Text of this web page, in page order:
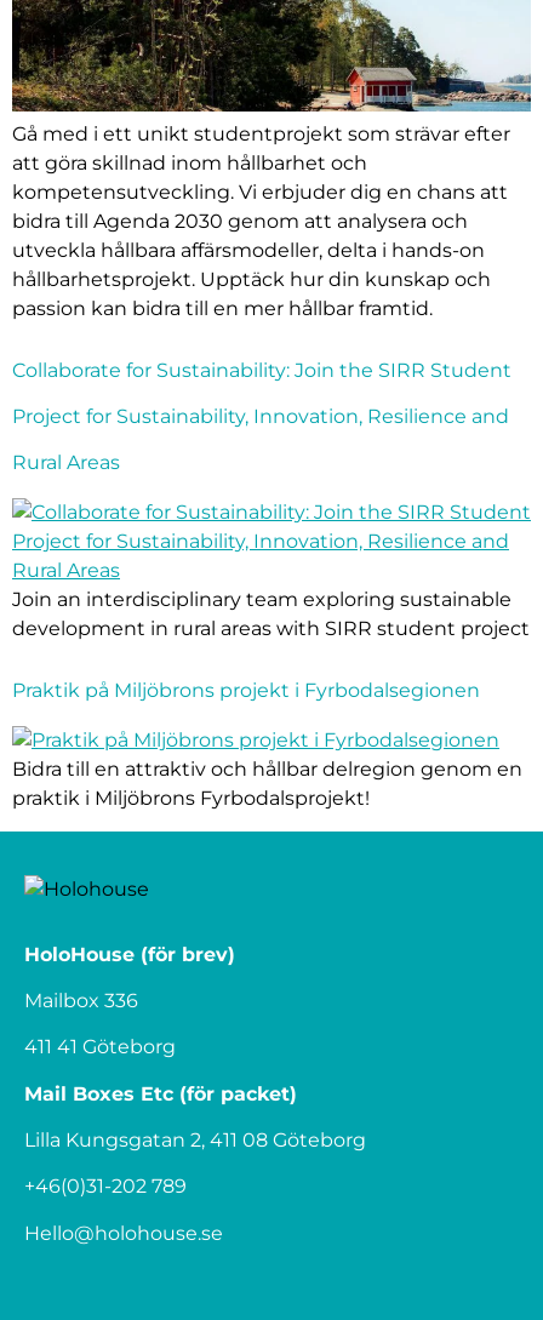
Gå med i ett unikt studentprojekt som strävar efter
att göra skillnad inom hållbarhet och
kompetensutveckling. Vi erbjuder dig en chans att
bidra till Agenda 2030 genom att analysera och
utveckla hållbara affärsmodeller, delta i hands-on
hållbarhetsprojekt. Upptäck hur din kunskap och
passion kan bidra till en mer hållbar framtid.
Collaborate for Sustainability: Join the SIRR Student
Project for Sustainability, Innovation, Resilience and
Rural Areas
Join an interdisciplinary team exploring sustainable
development in rural areas with SIRR student project
Praktik på Miljöbrons projekt i Fyrbodalsegionen
Bidra till en attraktiv och hållbar delregion genom en
praktik i Miljöbrons Fyrbodalsprojekt!
HoloHouse (för brev)
Mailbox 336
411 41 Göteborg
Mail Boxes Etc (för packet)
Lilla Kungsgatan 2, 411 08 Göteborg
+46(0)31-202 789
Hello@holohouse.se